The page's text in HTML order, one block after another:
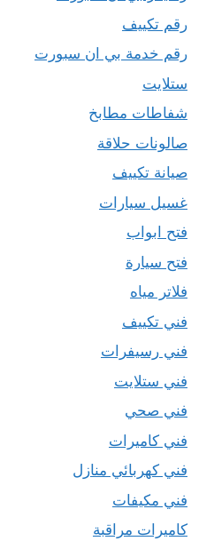
رقم تكييف
رقم خدمة بي ان سبورت
ستلايت
شفاطات مطابخ
صالونات حلاقة
صيانة تكييف
غسيل سيارات
فتح ابواب
فتح سيارة
فلاتر مياه
فني تكييف
فني رسيفرات
فني ستلايت
فني صحي
فني كاميرات
فني كهربائي منازل
فني مكيفات
كاميرات مراقبة